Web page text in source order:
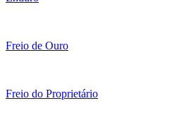
Freio de Ouro
Freio do Proprietário